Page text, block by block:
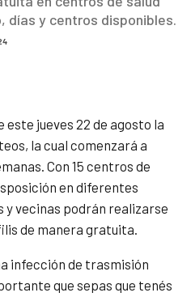
días y centros disponibles.
este jueves 22 de agosto la
la cual comenzará a
Con 15 centros de
en diferentes
y vecinas podrán realizarse
de manera gratuita.
infección de trasmisión
que sepas que tenés